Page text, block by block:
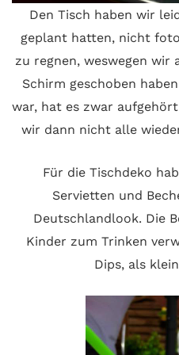
Den Tisch haben wir
geplant hatten, nicht
zu regnen, weswegen
Schirm geschoben
war, hat es zwar
wir dann nicht alle
Für die Tischdeko
Servietten und
Deutschlandlook. Die
Kinder zum Trinken
Dips, als